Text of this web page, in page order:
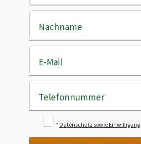
Nachname
E-Mail
Telefonnummer
* Datenschutz sowie Einwilligung